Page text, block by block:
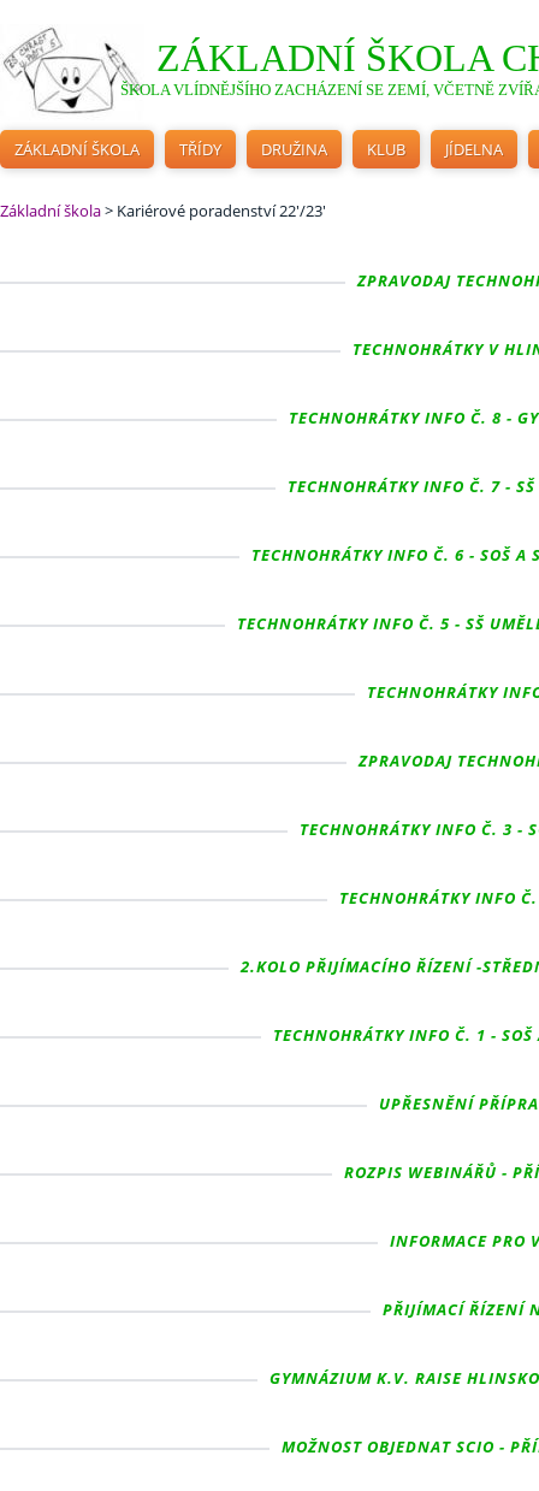
ZÁKLADNÍ ŠKOLA
ŠKOLA VLÍDNĚJŠÍHO ZACHÁZENÍ SE ZEMÍ, VČETNĚ
ZÁKLADNÍ ŠKOLA TŘÍDY DRUŽINA KLUB JÍDELNA
Základní škola> Kariérové poradenství 22'/23'
ZPRAVODAJ
TECHNOHRÁTKY V
TECHNOHRÁTKY INFO Č. 8 -
TECHNOHRÁTKY INFO Č. 7 -
TECHNOHRÁTKY INFO Č. 6 - SOŠ
TECHNOHRÁTKY INFO Č. 5 - SŠ
TECHNOHRÁTKY
ZPRAVODAJ
TECHNOHRÁTKY INFO Č. 3 -
TECHNOHRÁTKY INFO
2.KOLO PŘIJÍMACÍHO ŘÍZENÍ -
TECHNOHRÁTKY INFO Č. 1 -
UPŘESNĚNÍ
ROZPIS WEBINÁŘŮ -
INFORMACE PRO
PŘIJÍMACÍ ŘÍZENÍ
GYMNÁZIUM K.V. RAISE
MOŽNOST OBJEDNAT SCIO -